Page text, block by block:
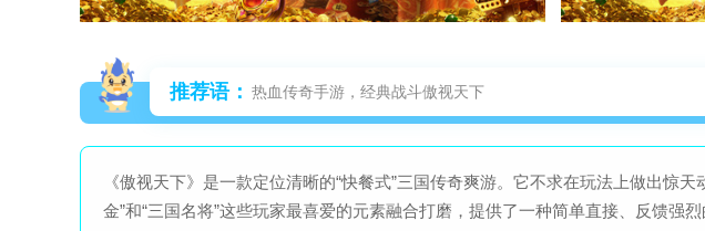
推荐语： 热血传奇手游，经典战斗傲视天下
《傲视天下》是一款定位清晰的“快餐式”三国传奇爽游。它不求在玩法上做出惊天
金”和“三国名将”这些玩家最喜爱的元素融合打磨，提供了一种简单直接、反馈强烈